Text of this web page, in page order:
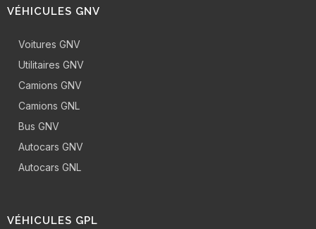
VÉHICULES GNV
Voitures GNV
Utilitaires GNV
Camions GNV
Camions GNL
Bus GNV
Autocars GNV
Autocars GNL
VÉHICULES GPL